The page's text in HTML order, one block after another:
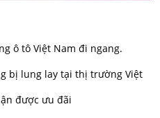
ô tô Việt Nam đi ngang.
bị lung lay tại thị trường Việt
được ưu đãi